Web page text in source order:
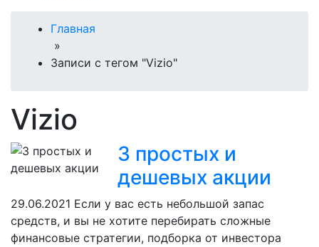
Главная
»
Записи с тегом "Vizio"
Vizio
3 простых и
дешевых акции
29.06.2021 Если у вас есть небольшой запас
средств, и вы не хотите перебирать сложные
финансовые стратегии, подборка от инвестора